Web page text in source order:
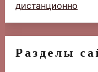
дистанционно
Разделы